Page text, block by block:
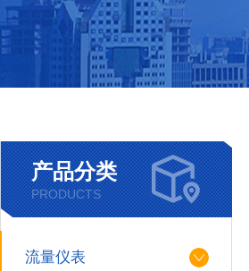
产品分类
PRODUCTS
流量仪表